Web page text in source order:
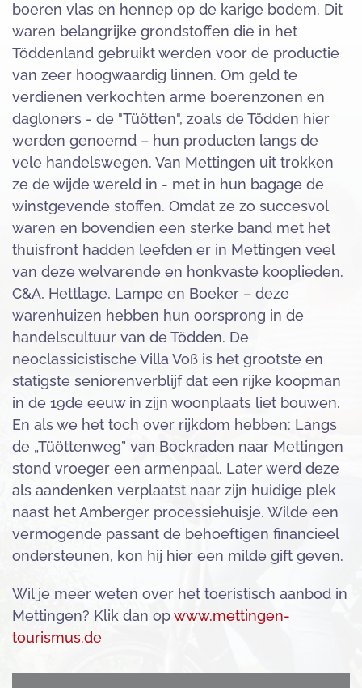
boeren vlas en hennep op de karige bodem. Dit
waren belangrijke grondstoffen die in het
Töddenland gebruikt werden voor de productie
van zeer hoogwaardig linnen. Om geld te
verdienen verkochten arme boerenzonen en
dagloners - de "Tüötten", zoals de Tödden hier
werden genoemd – hun producten langs de
vele handelswegen. Van Mettingen uit trokken
ze de wijde wereld in - met in hun bagage de
winstgevende stoffen. Omdat ze zo succesvol
waren en bovendien een sterke band met het
thuisfront hadden leefden er in Mettingen veel
van deze welvarende en honkvaste kooplieden.
C&A, Hettlage, Lampe en Boeker – deze
warenhuizen hebben hun oorsprong in de
handelscultuur van de Tödden. De
neoclassicistische Villa Voß is het grootste en
statigste seniorenverblijf dat een rijke koopman
in de 19de eeuw in zijn woonplaats liet bouwen.
En als we het toch over rijkdom hebben: Langs
de „Tüöttenweg” van Bockraden naar Mettingen
stond vroeger een armenpaal. Later werd deze
als aandenken verplaatst naar zijn huidige plek
naast het Amberger processiehuisje. Wilde een
vermogende passant de behoeftigen financieel
ondersteunen, kon hij hier een milde gift geven.
Wil je meer weten over het toeristisch aanbod in
Mettingen? Klik dan opwww.mettingen-
tourismus.de